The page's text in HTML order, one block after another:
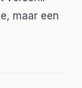
maar een